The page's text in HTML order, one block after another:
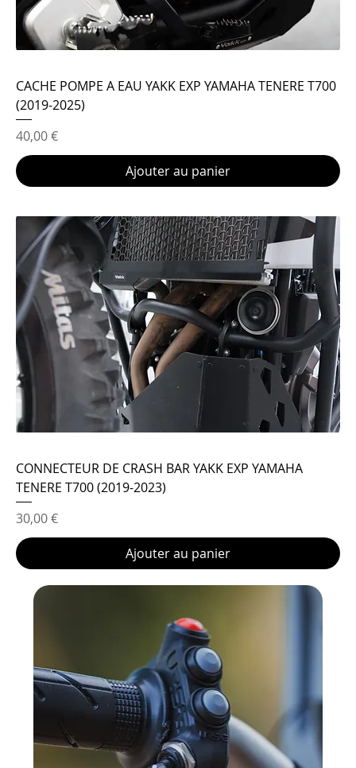
CACHE POMPE A EAU YAKK EXP YAMAHA TENERE T700
(2019-2025)
Prix
40,00 €
Ajouter au panier
CONNECTEUR DE CRASH BAR YAKK EXP YAMAHA
TENERE T700 (2019-2023)
Prix
30,00 €
Ajouter au panier